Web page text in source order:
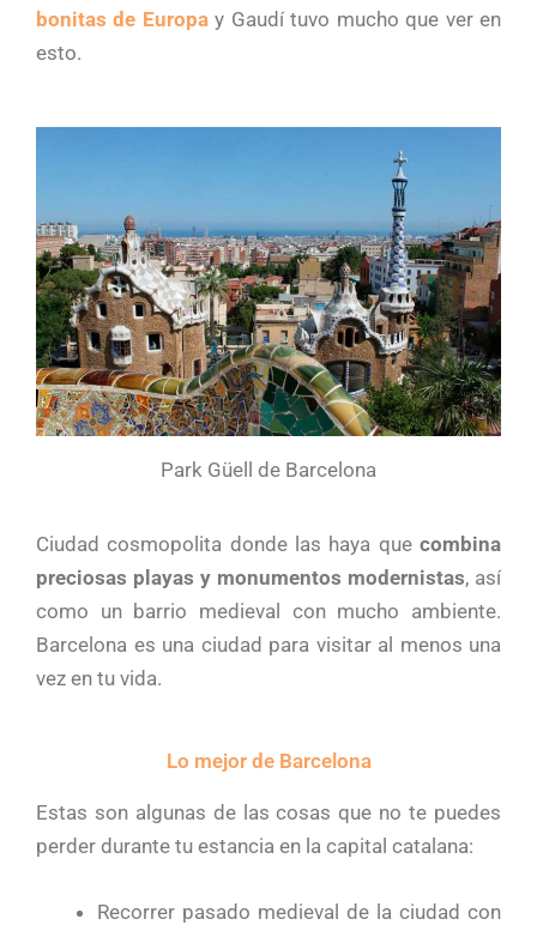
bonitas de Europay Gaudí tuvo mucho que ver en
esto.
Park Güell de Barcelona
Ciudad cosmopolita donde las haya que combina
preciosas playas y monumentos modernistas, así
como un barrio medieval con mucho ambiente.
Barcelona es una ciudad para visitar al menos una
vez en tu vida.
Lo mejor de Barcelona
Estas son algunas de las cosas que no te puedes
perder durante tu estancia en la capital catalana:
Recorrer pasado medieval de la ciudad con